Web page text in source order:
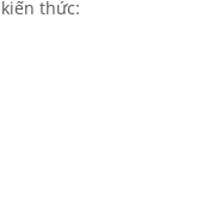
thức: